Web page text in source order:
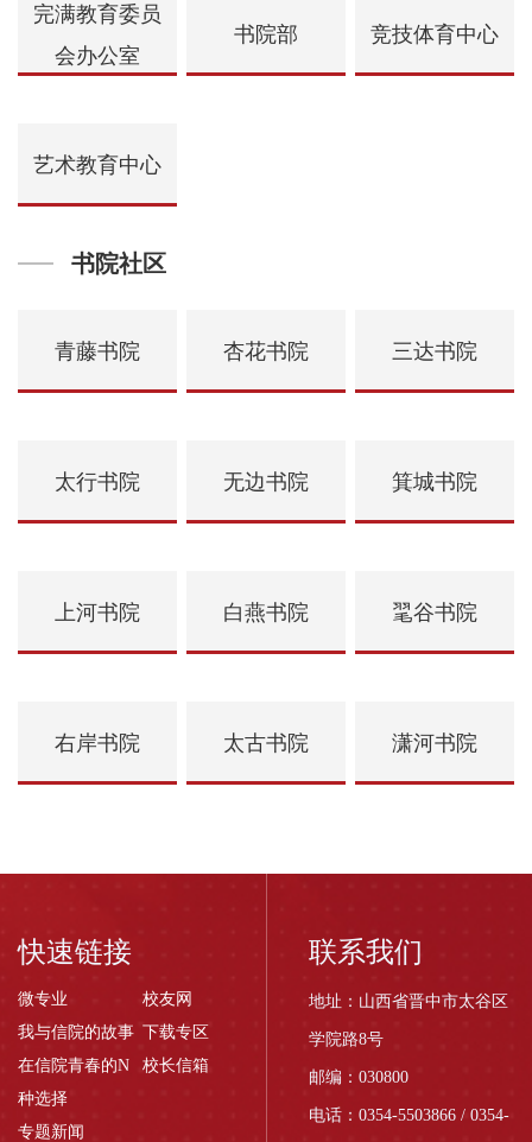
完满教育委员
会办公室
书院部 竞技体育中心
艺术教育中心
书院社区
青藤书院 杏花书院 三达书院
太行书院 无边书院 箕城书院
上河书院 白燕书院 毣谷书院
右岸书院 太古书院 潇河书院
快速链接
微专业
校友网
我与信院的故事 下载专区
在信院青春的N
种选择
校长信箱
专题新闻
联系我们
地址：山西省晋中市太谷区
学院路8号
邮编：030800
电话：0354-5503866 / 0354-